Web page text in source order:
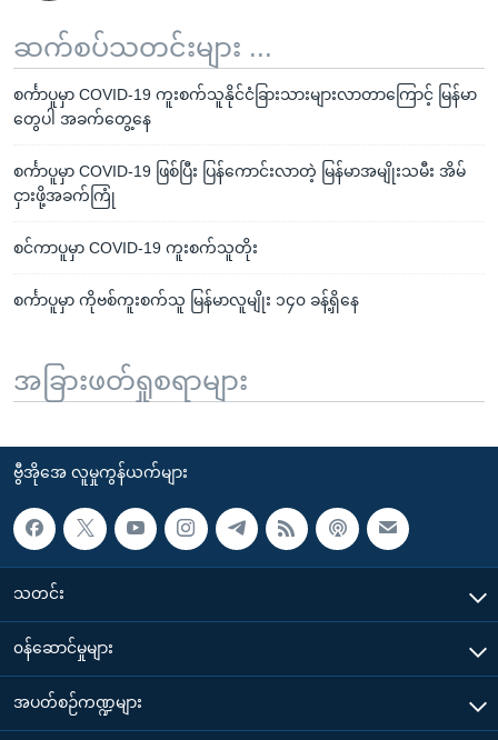
ဆက်စပ်သတင်းများ ...
စင်္ကာပူမှာ COVID-19 ကူးစက်သူနိုင်ငံခြားသားများလာတာကြောင့် မြန်မာ
တွေပါ အခက်တွေ့နေ
စင်္ကာပူမှာ COVID-19 ဖြစ်ပြီး ပြန်ကောင်းလာတဲ့ မြန်မာအမျိုးသမီး အိမ်
ငှားဖို့အခက်ကြုံ
စင်ကာပူမှာ COVID-19 ကူးစက်သူတိုး
စင်္ကာပူမှာ ကိုဗစ်ကူးစက်သူ မြန်မာလူမျိုး ၁၄၀ ခန့်ရှိနေ
အခြားဖတ်ရှုစရာများ
ဗွီအိုအေ လူမှုကွန်ယက်များ
သတင်း
၀န်ဆောင်မှုများ
အပတ်စဉ်ကဏ္ဍများ